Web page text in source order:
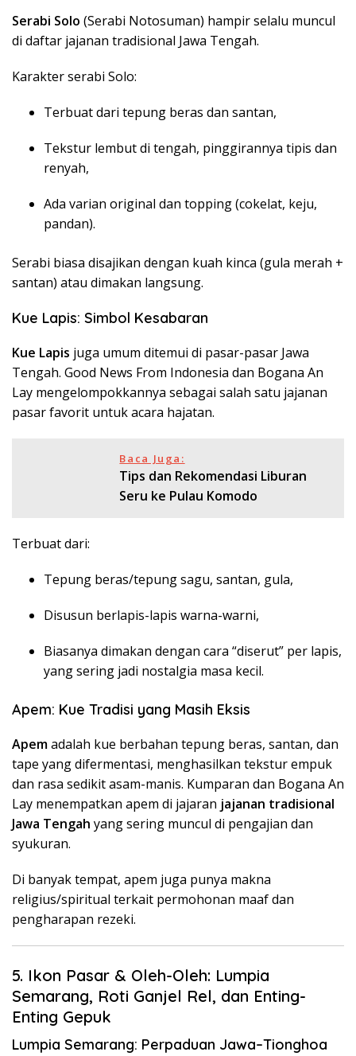
Serabi Solo (Serabi Notosuman) hampir selalu muncul
di daftar jajanan tradisional Jawa Tengah.
Karakter serabi Solo:
Terbuat dari tepung beras dan santan,
Tekstur lembut di tengah, pinggirannya tipis dan
renyah,
Ada varian original dan topping (cokelat, keju,
pandan).
Serabi biasa disajikan dengan kuah kinca (gula merah +
santan) atau dimakan langsung.
Kue Lapis: Simbol Kesabaran
Kue Lapis juga umum ditemui di pasar-pasar Jawa
Tengah. Good News From Indonesia dan Bogana An
Lay mengelompokkannya sebagai salah satu jajanan
pasar favorit untuk acara hajatan.
Baca Juga:
Tips dan Rekomendasi Liburan
Seru ke Pulau Komodo
Terbuat dari:
Tepung beras/tepung sagu, santan, gula,
Disusun berlapis-lapis warna-warni,
Biasanya dimakan dengan cara “diserut” per lapis,
yang sering jadi nostalgia masa kecil.
Apem: Kue Tradisi yang Masih Eksis
Apemadalah kue berbahan tepung beras, santan, dan
tape yang difermentasi, menghasilkan tekstur empuk
dan rasa sedikit asam-manis. Kumparan dan Bogana An
Lay menempatkan apem di jajaran jajanan tradisional
Jawa Tengah yang sering muncul di pengajian dan
syukuran.
Di banyak tempat, apem juga punya makna
religius/spiritual terkait permohonan maaf dan
pengharapan rezeki.
5. Ikon Pasar & Oleh-Oleh: Lumpia
Semarang, Roti Ganjel Rel, dan Enting-
Enting Gepuk
Lumpia Semarang: Perpaduan Jawa–Tionghoa